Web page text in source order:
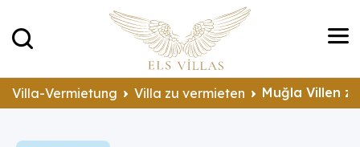
Villa-Vermietung Villa zu vermieten Muğla Villen